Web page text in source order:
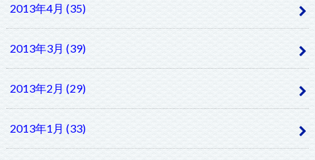
2013年4月 (35)
2013年3月 (39)
2013年2月 (29)
2013年1月 (33)